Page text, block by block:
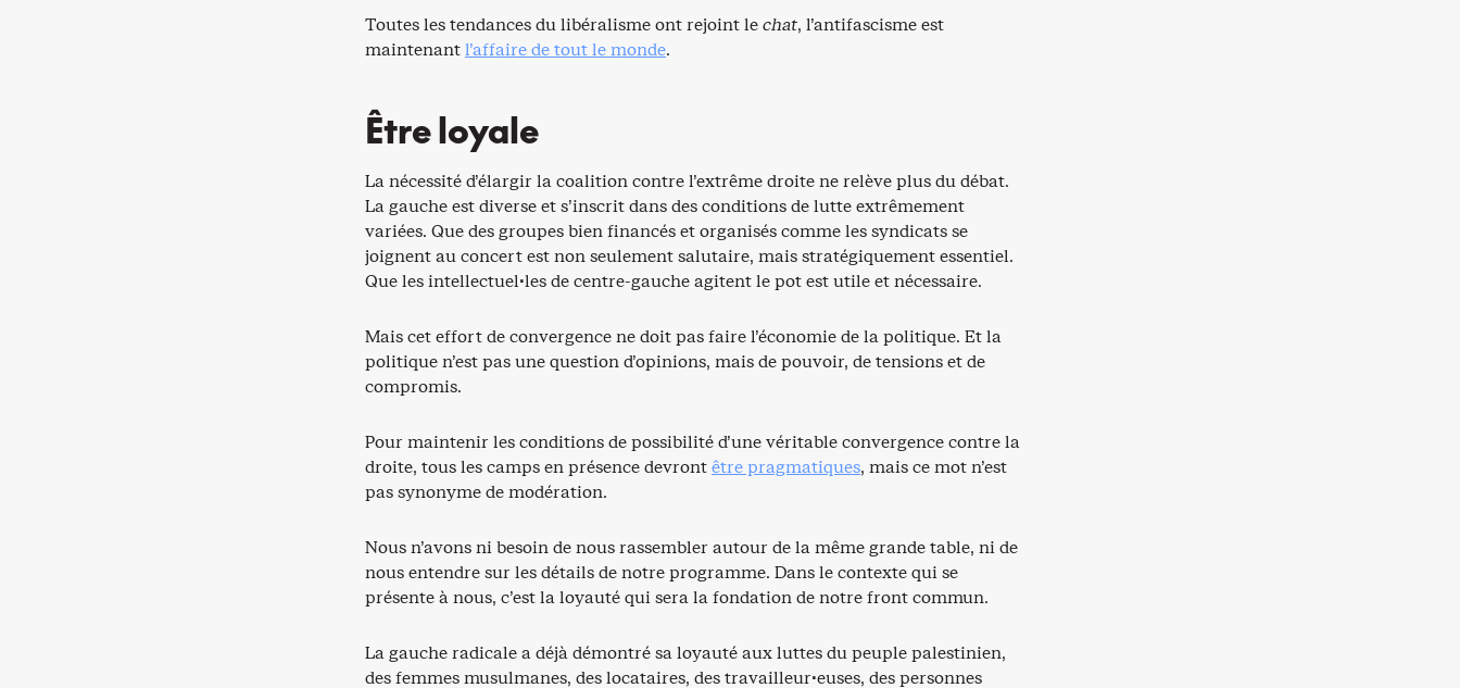
Toutes les tendances du libéralisme ont rejoint lechat, l’antifascisme est
maintenantl’affaire de tout le monde.
Être loyale
La nécessité d’élargir la coalition contre l’extrême droite ne relève plus du débat.
La gauche est diverse et s’inscrit dans des conditions de lutte extrêmement
variées. Que des groupes bien financés et organisés comme les syndicats se
joignent au concert est non seulement salutaire, mais stratégiquement essentiel.
Que les intellectuel·les de centre-gauche agitent le pot est utile et nécessaire.
Mais cet effort de convergence ne doit pas faire l’économie de la politique. Et la
politique n’est pas une question d’opinions, mais de pouvoir, de tensions et de
compromis.
Pour maintenir les conditions de possibilité d’une véritable convergence contre la
droite, tous les camps en présence devrontêtre pragmatiques, mais ce mot n’est
pas synonyme de modération.
Nous n’avons ni besoin de nous rassembler autour de la même grande table, ni de
nous entendre sur les détails de notre programme. Dans le contexte qui se
présente à nous, c’est la loyauté qui sera la fondation de notre front commun.
La gauche radicale a déjà démontré sa loyauté aux luttes du peuple palestinien,
des femmes musulmanes, des locataires, des travailleur·euses, des personnes